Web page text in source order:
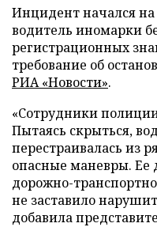
Инцидент начался
водитель иномарки
регистрационных
требование об
РИА «Новости».
«Сотрудники
Пытаясь скрыться,
перестраивалась из
опасные маневры. Ее
дорожно-
не заставило
добавила